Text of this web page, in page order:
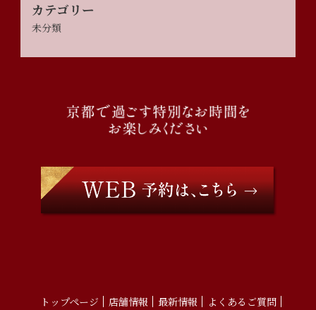
カテゴリー
未分類
トップページ 店舗情報 最新情報
よくあるご質問